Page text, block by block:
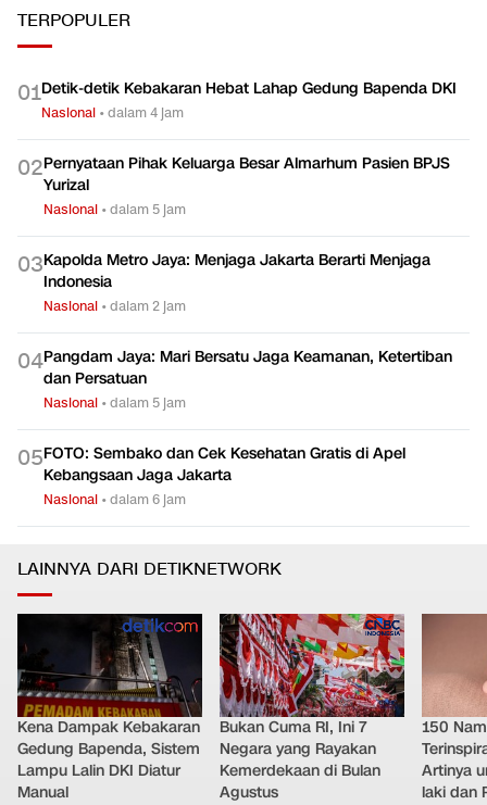
TERPOPULER
01Detik-detik Kebakaran Hebat Lahap Gedung Bapenda DKI
Nasional •dalam 4 jam
02Pernyataan Pihak Keluarga Besar Almarhum Pasien BPJS
Yurizal
Nasional •dalam 5 jam
03Kapolda Metro Jaya: Menjaga Jakarta Berarti Menjaga
Indonesia
Nasional •dalam 2 jam
04Pangdam Jaya: Mari Bersatu Jaga Keamanan, Ketertiban
dan Persatuan
Nasional •dalam 5 jam
05FOTO: Sembako dan Cek Kesehatan Gratis di Apel
Kebangsaan Jaga Jakarta
Nasional •dalam 6 jam
LAINNYA DARI DETIKNETWORK
Kena Dampak Kebakaran
Gedung Bapenda, Sistem
Lampu Lalin DKI Diatur
Manual
Bukan Cuma RI, Ini 7
Negara yang Rayakan
Kemerdekaan di Bulan
Agustus
150
Artinya
laki dan